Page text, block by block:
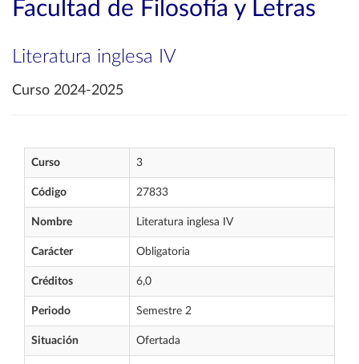
Facultad de Filosofía y Letras
Literatura inglesa IV
Curso 2024-2025
Curso 3
Código 27833
Nombre Literatura inglesa IV
Carácter Obligatoria
Créditos 6,0
Periodo Semestre 2
Situación Ofertada